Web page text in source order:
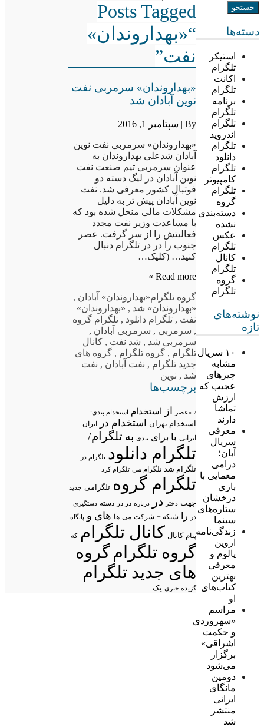
دسته‌ها
استیکر
تلگرام
اکانت
تلگرام
برنامه
تلگرام
تلگرام
اندروید
تلگرام
دانلود
تلگرام
کامپیوتر
تلگرام
گروه
دسته‌بندی
نشده
عکس
تلگرام
کانال
تلگرام
گروه
تلگرام
نوشته‌های
تازه
۱۰ سریال
مشابه
چیزهای
عجیب که
ارزش
تماشا
دارند
معرفی
سریال
آبان؛
درامی
معمایی با
بازی
درخشان
ستاره‌های
سینما
زندگی‌نامه
اروین
یالوم و
معرفی
بهترین
کتاب‌های
او
مراسم
«سهروردی
و حکمت
اشراقی»
برگزار
می‌شود
دومین
مانگای
ایرانی
منتشر
شد
Posts Tagged
“«بهداروندان»
نفت”
«بهداروندان» سرمربی نفت
نوین آبادان شد
By | سپتامبر 1, 2016
«بهداروندان» سرمربی نفت نوین
آبادان شدعلی بهداروندان به
عنوان سرمربی تیم صنعت نفت
نوین آبادان در لیگ دسته دو
فوتبال کشور معرفی شد. نفت
نوین آبادان پیش تر به دلیل
مشکلات مالی منحل شده بود که
با مساعدت وزیر نفت مجدد
فعالیتش را از سر گرفت. عصر
جنوب را در در تلگرام دنبال
کنید… (کلیک…
Read more »
گروه تلگرام«بهداروندان» آبادان ,
«بهداروندان» شد , «بهداروندان»
نفت , تلگرام دانلود , تلگرام گروه
, سرمربی , سرمربی آبادان ,
سرمربی شد , شد نفت , کانال
تلگرام , گروه تلگرام , گروه های
جدید تلگرام , نفت آبادان , نفت
شد , نوین
برچسب‌ها
/ «عصر از استخدام استخدام بندی:
استخدام تهران استخدام در ایران
ایرانی با برای بندی به تلگرام/
تلگرام دانلود تلگرام در
تلگرام شد تلگرام می تلگرام کرد
تلگرام گروه تلگرامی جدید
جهت دختر در درباره در در دسته دستگیری
در
را شبکه + شرکت می ها های و پایگاه
پیام کانال کانال تلگرام که
گروه تلگرامگروه
های جدید تلگرام
گزیده خبری یک